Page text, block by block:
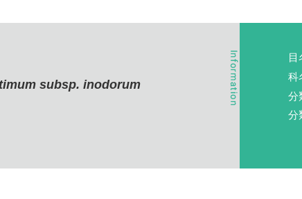
subsp. inodorum
科
分
分